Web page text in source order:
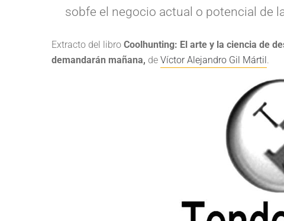
sobfe el negocio actual o potencial de
Extracto del libro Coolhunting: El arte y la ciencia de
demandarán mañana, de Víctor Alejandro Gil Mártil.